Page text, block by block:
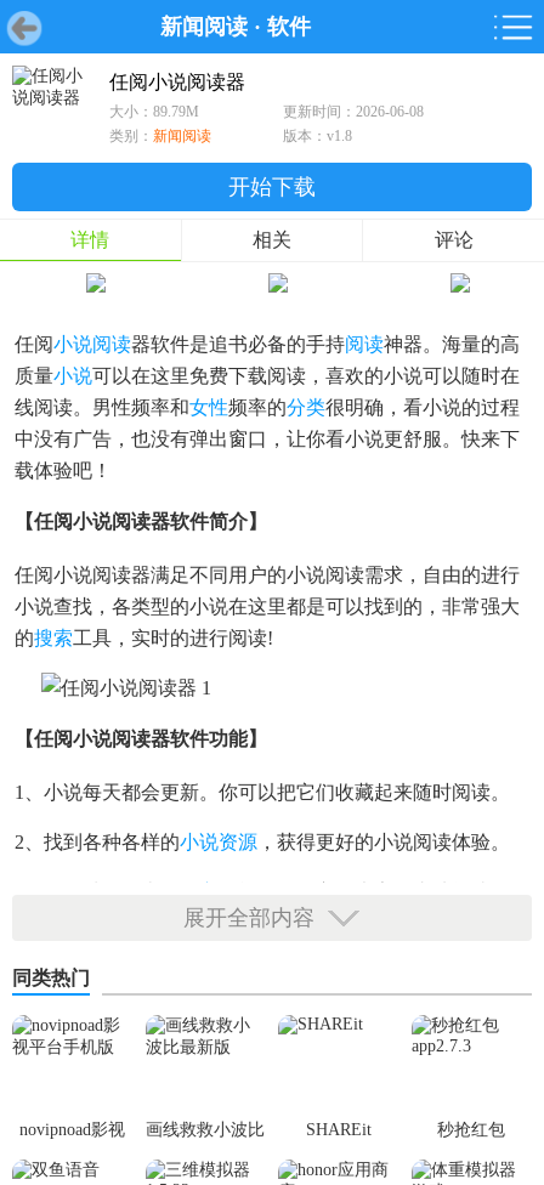
新闻阅读 · 软件
首页 游戏 软件
首页 游戏 软件 鸿蒙
游戏
鸿蒙
软件
专题
任阅小说阅读器
大小：89.79M
更新时间：2026-06-08
类别： 新闻阅读 版本：v1.8
开始下载
详情 相关 评论
任阅小说阅读器软件是追书必备的手持阅读神器。海量的高
质量小说可以在这里免费下载阅读，喜欢的小说可以随时在
线阅读。男性频率和女性频率的分类很明确，看小说的过程
中没有广告，也没有弹出窗口，让你看小说更舒服。快来下
载体验吧！
【任阅小说阅读器软件简介】
任阅小说阅读器满足不同用户的小说阅读需求，自由的进行
小说查找，各类型的小说在这里都是可以找到的，非常强大
的搜索工具，实时的进行阅读!
【任阅小说阅读器软件功能】
1、小说每天都会更新。你可以把它们收藏起来随时阅读。
2、找到各种各样的小说资源 ，获得更好的小说阅读体验。
【任阅小说阅读器软件亮点】
1、任阅小说阅读器为你提供详细的小说分类，在这里追书是
2、没有广告弹窗打扰，让用户可以阅读更加的轻松，随时可
以在线进行阅读
展开全部内容
同类热门
novipnoad影视
平台手机版
画线救救小波比
最新版
SHAREit
秒抢红包
app2.7.3